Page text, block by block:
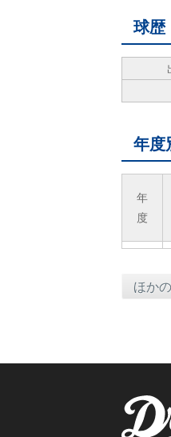
球歴
年度
年
度